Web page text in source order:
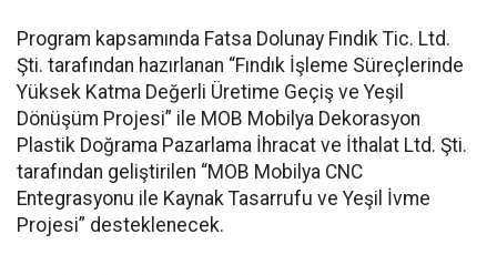
Program kapsamında Fatsa Dolunay Fındık Tic. Ltd.
Şti. tarafından hazırlanan “Fındık İşleme Süreçlerinde
Yüksek Katma Değerli Üretime Geçiş ve Yeşil
Dönüşüm Projesi” ile MOB Mobilya Dekorasyon
Plastik Doğrama Pazarlama İhracat ve İthalat Ltd. Şti.
tarafından geliştirilen “MOB Mobilya CNC
Entegrasyonu ile Kaynak Tasarrufu ve Yeşil İvme
Projesi” desteklenecek.